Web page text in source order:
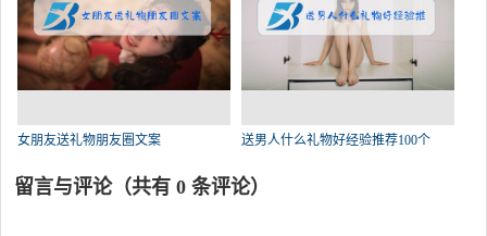
女朋友送礼物朋友圈文案 送男人什么礼物好经验推荐100个
留言与评论（共有 0 条评论）